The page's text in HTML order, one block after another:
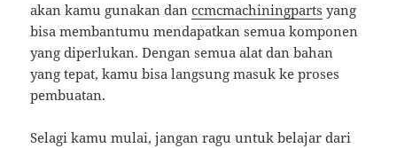
akan kamu gunakan danccmcmachiningparts yang
bisa membantumu mendapatkan semua komponen
yang diperlukan. Dengan semua alat dan bahan
yang tepat, kamu bisa langsung masuk ke proses
pembuatan.
Selagi kamu mulai, jangan ragu untuk belajar dari